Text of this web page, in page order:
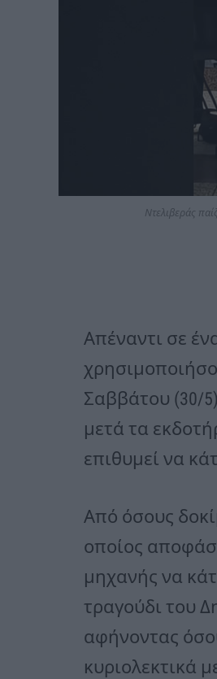
Ντελιβεράς
Απέναντι σε
Σαββάτου (30/
μετά τα
επιθυμεί να
Από όσους
οποίος
μηχανής να
τραγούδι του
αφήνοντας
κυριολεκτικά